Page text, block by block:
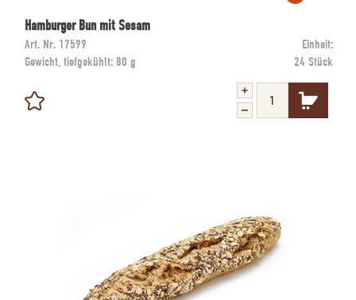
Hamburger Bun mit Sesam
Art. Nr. 17599
Einheit:
Gewicht, tiefgekühlt: 80 g 24 Stück